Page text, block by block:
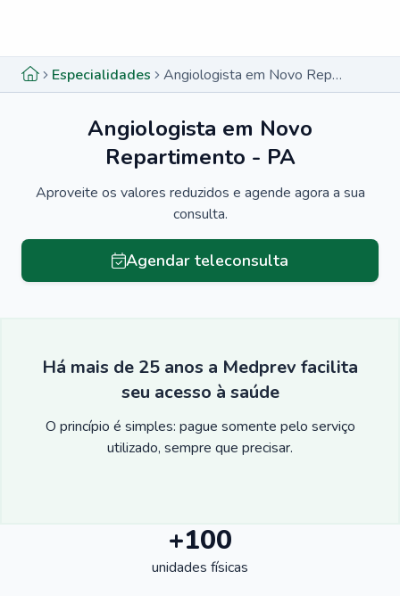
Especialidades Angiologista em Novo Repartimento - PA
Angiologista em Novo
Repartimento - PA
Aproveite os valores reduzidos e agende agora a sua
consulta.
Agendar teleconsulta
Há mais de 25 anos a Medprev facilita
seu acesso à saúde
O princípio é simples: pague somente pelo serviço
utilizado, sempre que precisar.
+100
unidades físicas